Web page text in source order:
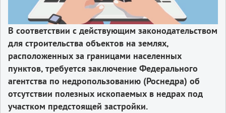
В соответствии с действующим законодательством
для строительства объектов на землях,
расположенных за границами населенных
пунктов, требуется заключение Федерального
агентства по недропользованию (Роснедра) об
отсутствии полезных ископаемых в недрах под
участком предстоящей застройки.